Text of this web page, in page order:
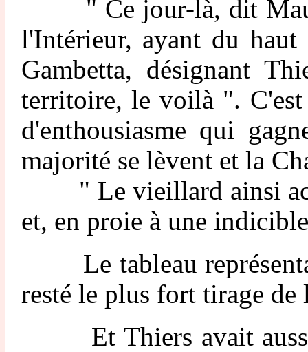
" Ce jour-là, dit
l'Intérieur, ayant du
Gambetta, désignant
territoire, le voilà ". C'est
d'enthousiasme qui
majorité se lèvent et la
" Le vieillard ainsi
et, en proie à une
Le tableau
resté le plus fort tirage
Et Thiers avait aussi